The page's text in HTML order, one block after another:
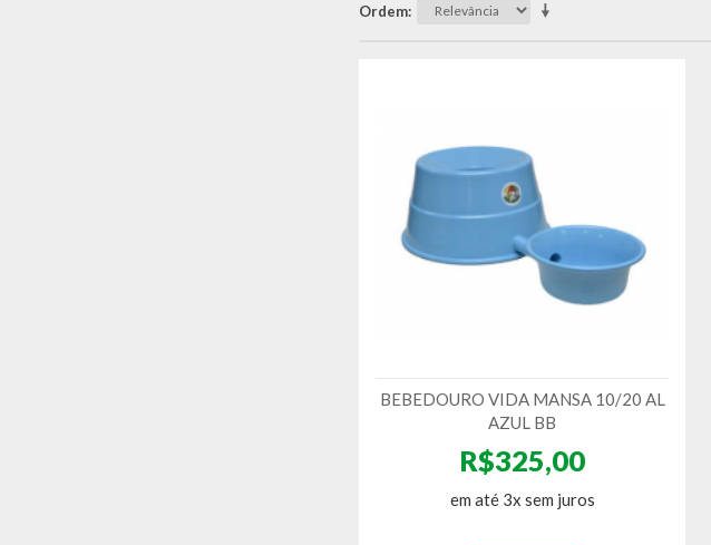
Ordem
BEBEDOURO VIDA MANSA 10/20 AL
AZUL BB
R$325,00
em até 3x sem juros